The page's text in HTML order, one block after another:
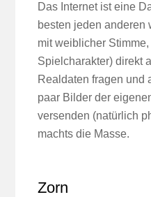
Das Internet ist eine
besten jeden
mit weiblicher
Spielcharakter) direkt
Realdaten fragen und
paar Bilder der
versenden (natürlich
machts die Masse.
Zorn